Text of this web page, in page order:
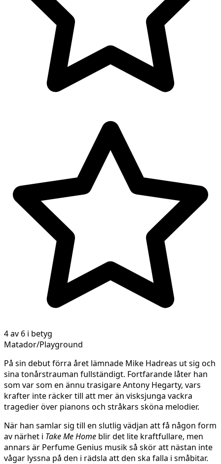
4 av 6 i betyg
Matador/Playground
På sin debut förra året lämnade Mike Hadreas ut sig och
sina tonårstrauman fullständigt. Fortfarande låter han
som var som en ännu trasigare Antony Hegarty, vars
krafter inte räcker till att mer än visksjunga vackra
tragedier över pianons och stråkars sköna melodier.
När han samlar sig till en slutlig vädjan att få någon form
av närhet i Take Me Home blir det lite kraftfullare, men
annars är Perfume Genius musik så skör att nästan inte
vågar lyssna på den i rädsla att den ska falla i småbitar.